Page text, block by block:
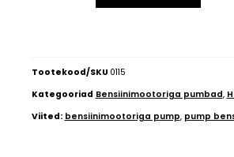
Tootekood/SKU 0115
Kategooriad Bensiinimootoriga pumbad,
Viited: bensiinimootoriga pump, pump